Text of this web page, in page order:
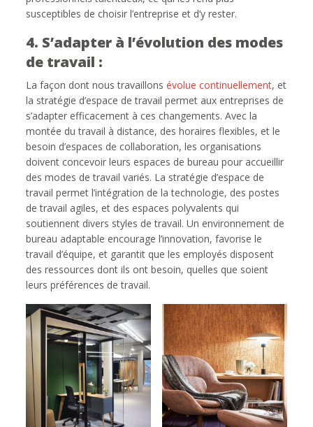
susceptibles de choisir l’entreprise et d’y rester.
4. S’adapter à l’évolution des modes
de travail :
La façon dont nous travaillonsévolue continuellement, et
la stratégie d’espace de travail permet aux entreprises de
s’adapter efficacement à ces changements. Avec la
montée du travail à distance, des horaires flexibles, et le
besoin d’espaces de collaboration, les organisations
doivent concevoir leurs espaces de bureau pour accueillir
des modes de travail variés. La stratégie d’espace de
travail permet l’intégration de la technologie, des postes
de travail agiles, et des espaces polyvalents qui
soutiennent divers styles de travail. Un environnement de
bureau adaptable encourage l’innovation, favorise le
travail d’équipe, et garantit que les employés disposent
des ressources dont ils ont besoin, quelles que soient
leurs préférences de travail.